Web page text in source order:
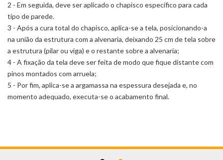
2 - Em seguida, deve ser aplicado o chapisco específico para cada
tipo de parede.
3 - Após a cura total do chapisco, aplica-se a tela, posicionando-a
na união da estrutura com a alvenaria, deixando 25 cm de tela sobre
a estrutura (pilar ou viga) e o restante sobre a alvenaria;
4 - A fixação da tela deve ser feita de modo que fique distante com
pinos montados com arruela;
5 - Por fim, aplica-se a argamassa na espessura desejada e, no
momento adequado, executa-se o acabamento final.